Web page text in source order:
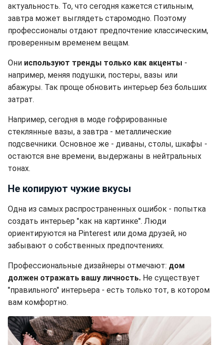
актуальность. То, что сегодня кажется стильным,
завтра может выглядеть старомодно. Поэтому
профессионалы отдают предпочтение классическим,
проверенным временем вещам.
Они используют тренды только как акценты -
например, меняя подушки, постеры, вазы или
абажуры. Так проще обновить интерьер без больших
затрат.
Например, сегодня в моде гофрированные
стеклянные вазы, а завтра - металлические
подсвечники. Основное же - диваны, столы, шкафы -
остаются вне времени, выдержаны в нейтральных
тонах.
Не копируют чужие вкусы
Одна из самых распространенных ошибок - попытка
создать интерьер "как на картинке". Люди
ориентируются на Pinterest или дома друзей, но
забывают о собственных предпочтениях.
Профессиональные дизайнеры отмечают: дом
должен отражать вашу личность. Не существует
"правильного" интерьера - есть только тот, в котором
вам комфортно.